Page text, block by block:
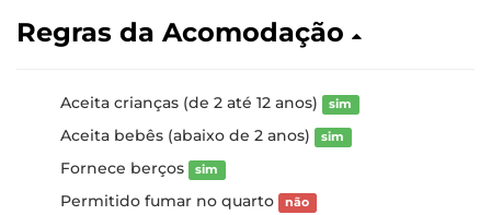
Regras da Acomodação
Aceita crianças (de 2 até 12 anos) sim
Aceita bebês (abaixo de 2 anos) sim
Fornece berços sim
Permitido fumar no quarto não